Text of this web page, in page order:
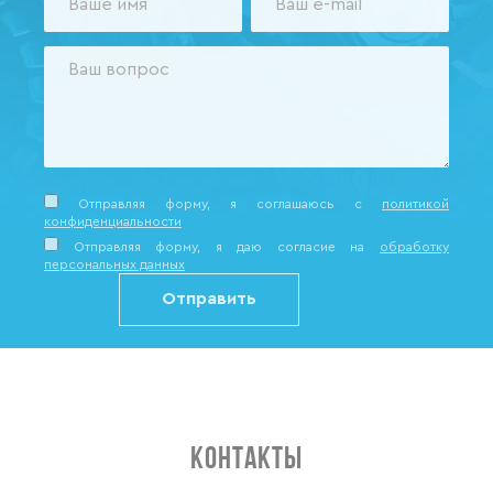
Отправляя форму, я соглашаюсь c политикой
конфиденциальности
Отправляя форму, я даю согласие на обработку
персональных данных
КОНТАКТЫ